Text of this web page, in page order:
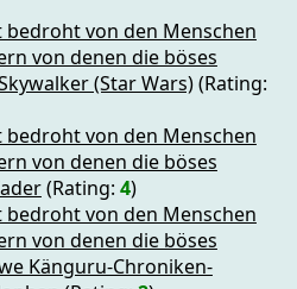
von den Menschen
von denen die böses
(Star Wars)(Rating:
von den Menschen
von denen die böses
(Rating: 4)
von den Menschen
von denen die böses
Känguru-Chroniken-